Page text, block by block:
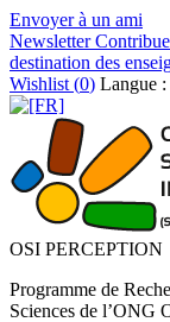
Envoyer à un ami
Newsletter
destination des
Wishlist (0) Langue :
OSI PERCEPTION
Programme de
Sciences de l’ONG